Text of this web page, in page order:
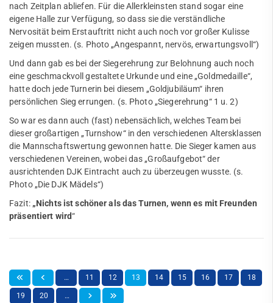
nach Zeitplan abliefen. Für die Allerkleinsten stand sogar eine
eigene Halle zur Verfügung, so dass sie die verständliche
Nervosität beim Erstauftritt nicht auch noch vor großer Kulisse
zeigen mussten. (s. Photo „Angespannt, nervös, erwartungsvoll“)
Und dann gab es bei der Siegerehrung zur Belohnung auch noch
eine geschmackvoll gestaltete Urkunde und eine „Goldmedaille“,
hatte doch jede Turnerin bei diesem „Goldjubiläum“ ihren
persönlichen Sieg errungen. (s. Photo „Siegerehrung“ 1 u. 2)
So war es dann auch (fast) nebensächlich, welches Team bei
dieser großartigen „Turnshow“ in den verschiedenen Altersklassen
die Mannschaftswertung gewonnen hatte. Die Sieger kamen aus
verschiedenen Vereinen, wobei das „Großaufgebot“ der
ausrichtenden DJK Eintracht auch zu überzeugen wusste. (s.
Photo „Die DJK Mädels“)
Fazit: „Nichts ist schöner als das Turnen, wenn es mit Freunden
präsentiert wird“
… 11 12 13 14 15 16 17 18
19 20 …